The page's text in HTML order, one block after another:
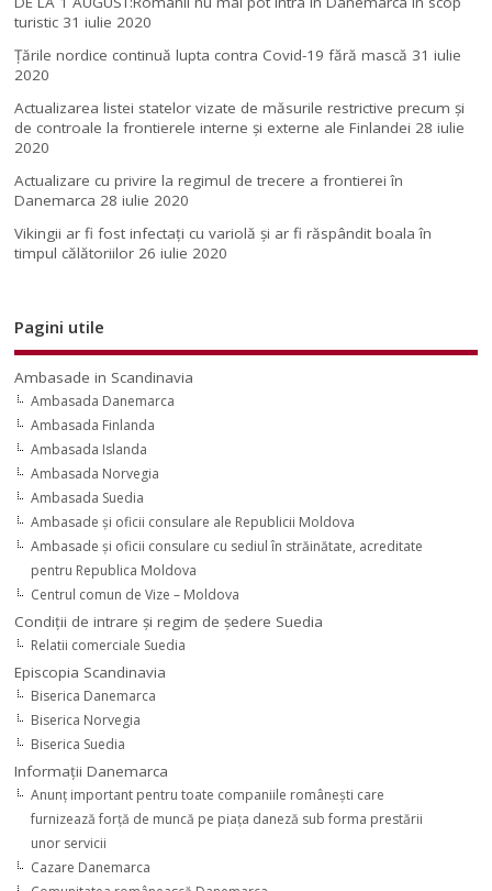
turistic 31 iulie 2020
Țările nordice continuă lupta contra Covid-19 fără mască 31 iulie
2020
Actualizarea listei statelor vizate de măsurile restrictive precum și
de controale la frontierele interne și externe ale Finlandei 28 iulie
2020
Actualizare cu privire la regimul de trecere a frontierei în
Danemarca 28 iulie 2020
Vikingii ar fi fost infectaţi cu variolă şi ar fi răspândit boala în
timpul călătoriilor 26 iulie 2020
Pagini utile
Ambasade in Scandinavia
Ambasada Danemarca
Ambasada Finlanda
Ambasada Islanda
Ambasada Norvegia
Ambasada Suedia
Ambasade şi oficii consulare ale Republicii Moldova
Ambasade şi oficii consulare cu sediul în străinătate, acreditate
pentru Republica Moldova
Centrul comun de Vize – Moldova
Condiţii de intrare şi regim de şedere Suedia
Relatii comerciale Suedia
Episcopia Scandinavia
Biserica Danemarca
Biserica Norvegia
Biserica Suedia
Informaţii Danemarca
Anunţ important pentru toate companiile româneşti care
furnizează forţă de muncă pe piaţa daneză sub forma prestării
unor servicii
Cazare Danemarca